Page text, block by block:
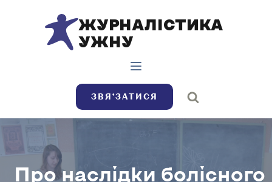
ЖУРНАЛІСТИКА
УЖНУ
ЗВЯ’ЗАТИСЯ
Про наслідки болісного